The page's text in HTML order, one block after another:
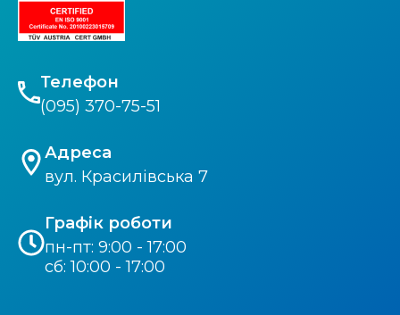
Телефон
(095) 370-75-51
Адреса
вул. Красилівська 7
Графік роботи
пн-пт: 9:00 - 17:00
сб: 10:00 - 17:00